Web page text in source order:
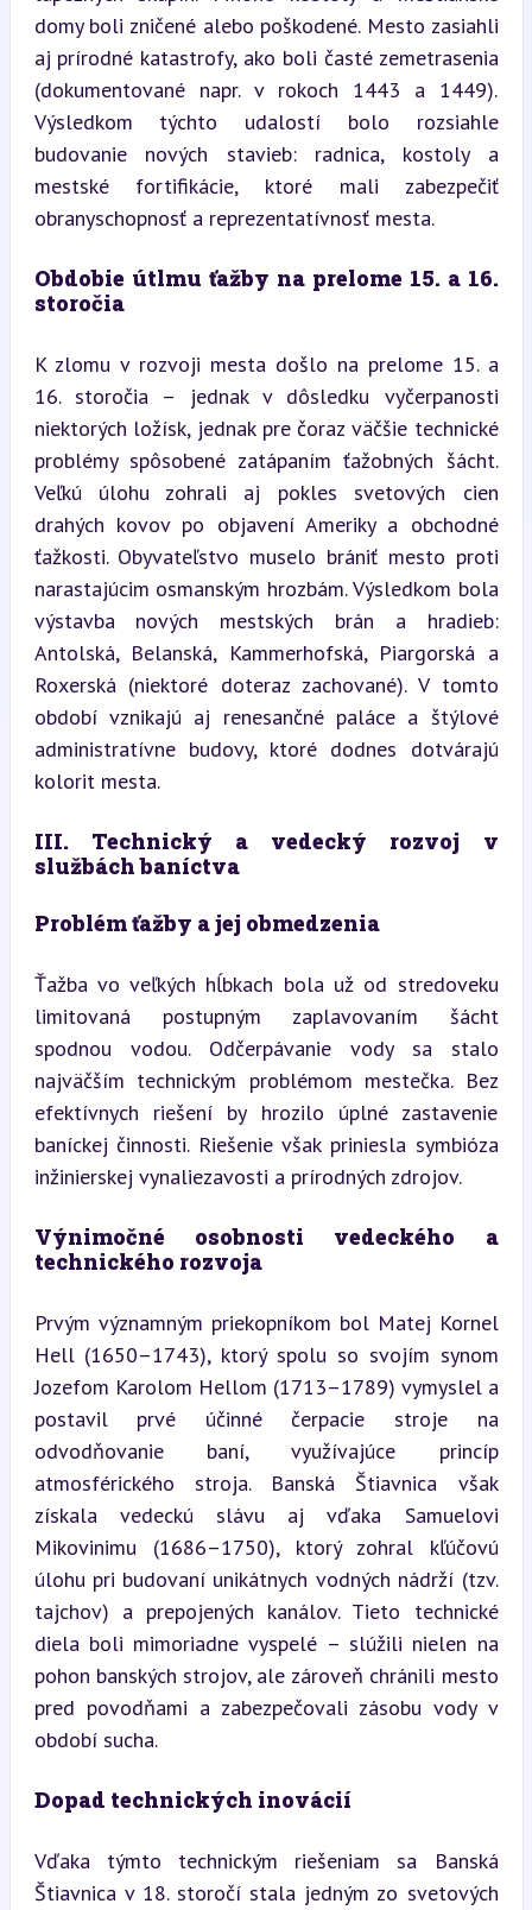
domy boli zničené alebo poškodené. Mesto zasiahli
aj prírodné katastrofy, ako boli časté zemetrasenia
(dokumentované napr. v rokoch 1443 a 1449).
Výsledkom týchto udalostí bolo rozsiahle
budovanie nových stavieb: radnica, kostoly a
mestské fortifikácie, ktoré mali zabezpečiť
obranyschopnosť a reprezentatívnosť mesta.
Obdobie útlmu ťažby na prelome 15. a 16.
storočia
K zlomu v rozvoji mesta došlo na prelome 15. a
16. storočia – jednak v dôsledku vyčerpanosti
niektorých ložísk, jednak pre čoraz väčšie technické
problémy spôsobené zatápaním ťažobných šácht.
Veľkú úlohu zohrali aj pokles svetových cien
drahých kovov po objavení Ameriky a obchodné
ťažkosti. Obyvateľstvo muselo brániť mesto proti
narastajúcim osmanským hrozbám. Výsledkom bola
výstavba nových mestských brán a hradieb:
Antolská, Belanská, Kammerhofská, Piargorská a
Roxerská (niektoré doteraz zachované). V tomto
období vznikajú aj renesančné paláce a štýlové
administratívne budovy, ktoré dodnes dotvárajú
kolorit mesta.
III. Technický a vedecký rozvoj v
službách baníctva
Problém ťažby a jej obmedzenia
Ťažba vo veľkých hĺbkach bola už od stredoveku
limitovaná postupným zaplavovaním šácht
spodnou vodou. Odčerpávanie vody sa stalo
najväčším technickým problémom mestečka. Bez
efektívnych riešení by hrozilo úplné zastavenie
baníckej činnosti. Riešenie však priniesla symbióza
inžinierskej vynaliezavosti a prírodných zdrojov.
Výnimočné osobnosti vedeckého a
technického rozvoja
Prvým významným priekopníkom bol Matej Kornel
Hell (1650–1743), ktorý spolu so svojím synom
Jozefom Karolom Hellom (1713–1789) vymyslel a
postavil prvé účinné čerpacie stroje na
odvodňovanie baní, využívajúce princíp
atmosférického stroja. Banská Štiavnica však
získala vedeckú slávu aj vďaka Samuelovi
Mikovinimu (1686–1750), ktorý zohral kľúčovú
úlohu pri budovaní unikátnych vodných nádrží (tzv.
tajchov) a prepojených kanálov. Tieto technické
diela boli mimoriadne vyspelé – slúžili nielen na
pohon banských strojov, ale zároveň chránili mesto
pred povodňami a zabezpečovali zásobu vody v
období sucha.
Dopad technických inovácií
Vďaka týmto technickým riešeniam sa Banská
Štiavnica v 18. storočí stala jedným zo svetových